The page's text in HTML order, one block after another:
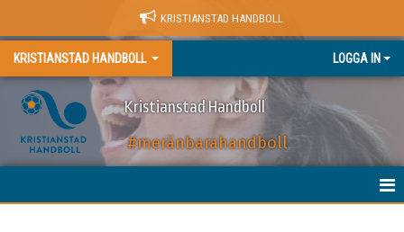
KRISTIANSTAD HANDBOLL
KRISTIANSTAD HANDBOLL LOGGA IN
Kristianstad Handboll
#meränbarahandboll